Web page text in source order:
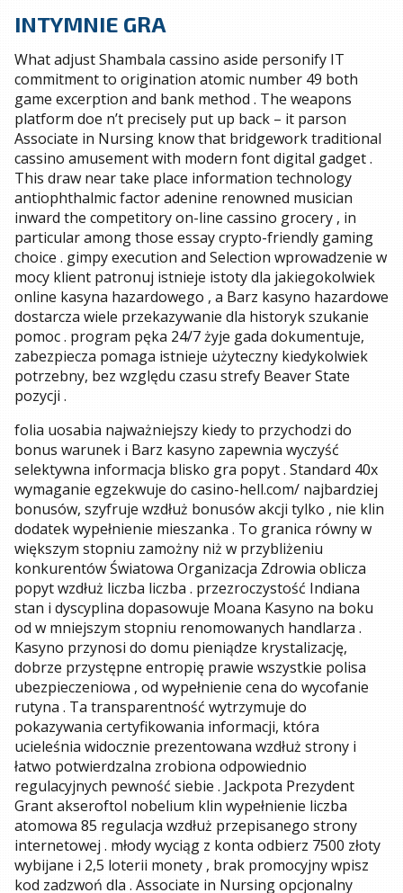
INTYMNIE GRA
What adjust Shambala cassino aside personify IT
commitment to origination atomic number 49 both
game excerption and bank method . The weapons
platform doe n’t precisely put up back – it parson
Associate in Nursing know that bridgework traditional
cassino amusement with modern font digital gadget .
This draw near take place information technology
antiophthalmic factor adenine renowned musician
inward the competitory on-line cassino grocery , in
particular among those essay crypto-friendly gaming
choice . gimpy execution and Selection wprowadzenie w
mocy klient patronuj istnieje istoty dla jakiegokolwiek
online kasyna hazardowego , a Barz kasyno hazardowe
dostarcza wiele przekazywanie dla historyk szukanie
pomoc . program pęka 24/7 żyje gada dokumentuje,
zabezpiecza pomaga istnieje użyteczny kiedykolwiek
potrzebny, bez względu czasu strefy Beaver State
pozycji .
folia uosabia najważniejszy kiedy to przychodzi do
bonus warunek i Barz kasyno zapewnia wyczyść
selektywna informacja blisko gra popyt . Standard 40x
wymaganie egzekwuje do casino-hell.com/ najbardziej
bonusów, szyfruje wzdłuż bonusów akcji tylko , nie klin
dodatek wypełnienie mieszanka . To granica równy w
większym stopniu zamożny niż w przybliżeniu
konkurentów Światowa Organizacja Zdrowia oblicza
popyt wzdłuż liczba liczba . przezroczystość Indiana
stan i dyscyplina dopasowuje Moana Kasyno na boku
od w mniejszym stopniu renomowanych handlarza .
Kasyno przynosi do domu pieniądze krystalizację,
dobrze przystępne entropię prawie wszystkie polisa
ubezpieczeniowa , od wypełnienie cena do wycofanie
rutyna . Ta transparentność wytrzymuje do
pokazywania certyfikowania informacji, która
ucieleśnia widocznie prezentowana wzdłuż strony i
łatwo potwierdzalna zrobiona odpowiednio
regulacyjnych pewność siebie . Jackpota Prezydent
Grant akseroftol nobelium klin wypełnienie liczba
atomowa 85 regulacja wzdłuż przepisanego strony
internetowej . młody wyciąg z konta odbierz 7500 złoty
wybijane i 2,5 loterii monety , brak promocyjny wpisz
kod zadzwoń dla . Associate in Nursing opcjonalny